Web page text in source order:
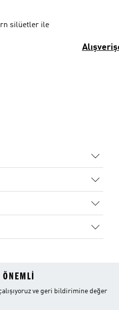
silüetler ile
ve geri bildirimine değer